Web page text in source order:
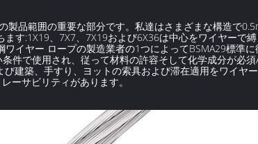
品範囲の重要な部分です。私達はさまざまな構造で
す:1X19、7X7、7X19および6X36は中心をワイヤーで
イヤー ロープの製造業者の1つによってBSMA29標準
件で使用され、従って材料の許容そして化学成分が必
建築、手すり、ヨットの索具および滞在適用をワイヤ
ーサビリティがあります。